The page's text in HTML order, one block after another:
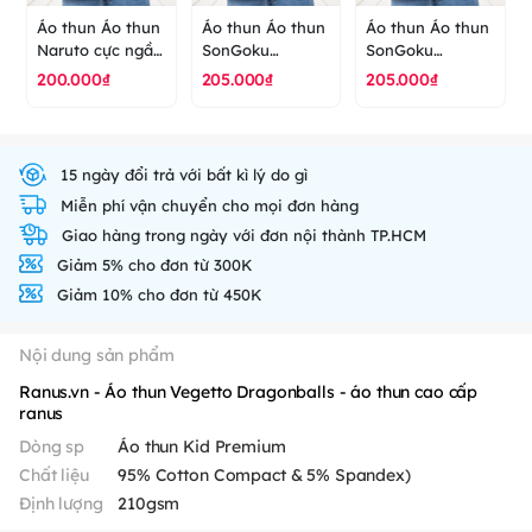
Áo thun Áo thun
Naruto cực ngầu
- áo thun cao
200.000₫
Áo thun Áo thun
SonGoku
SuperSaiyan
cấp ranus
205.000₫
Áo thun Áo thun
SonGoku
SuperSaiyan
205.000₫
15 ngày đổi trả với bất kì lý do gì
Miễn phí vận chuyển cho mọi đơn hàng
Giao hàng trong ngày với đơn nội thành TP.HCM
Giảm 5% cho đơn từ 300K
Giảm 10% cho đơn từ 450K
Nội dung sản phẩm
Ranus.vn - Áo thun Vegetto Dragonballs - áo thun cao cấp
ranus
Dòng sp
Áo thun Kid Premium
Chất liệu
95% Cotton Compact & 5% Spandex)
Định lượng
210gsm